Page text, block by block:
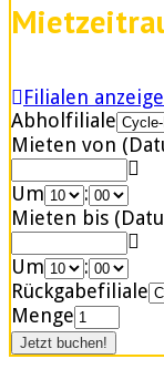
Filialen
Abholfiliale
Mieten von
Um
:
Mieten bis
Um
:
Rückgabefiliale
Menge